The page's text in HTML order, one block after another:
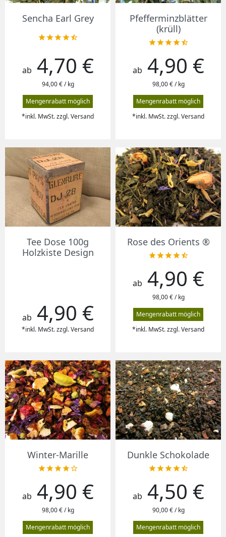
Sencha Earl Grey

Preis
ab 4,70 €
94,00 € / kg
Mengenrabatt möglich
*inkl. MwSt. zzgl. Versand
Pfefferminzblätter
(krüll)

Preis
ab 4,90 €
98,00 € / kg
Mengenrabatt möglich
*inkl. MwSt. zzgl. Versand
Tee Dose 100g
Holzkiste Design
Preis
ab 4,90 €
*inkl. MwSt. zzgl. Versand
Rose des Orients ®

Preis
ab 4,90 €
98,00 € / kg
Mengenrabatt möglich
*inkl. MwSt. zzgl. Versand
Winter-Marille

Preis
ab 4,90 €
98,00 € / kg
Mengenrabatt möglich
Dunkle Schokolade

Preis
ab 4,50 €
90,00 € / kg
Mengenrabatt möglich